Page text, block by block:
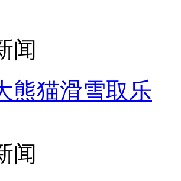
闻
熊猫滑雪取乐
闻